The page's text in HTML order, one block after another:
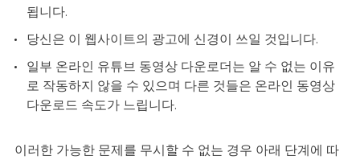
됩니다.
당신은 이 웹사이트의 광고에 신경이 쓰일 것입니다.
일부 온라인 유튜브 동영상 다운로더는 알 수 없는 이유
로 작동하지 않을 수 있으며 다른 것들은 온라인 동영상
다운로드 속도가 느립니다.
이러한 가능한 문제를 무시할 수 없는 경우 아래 단계에 따